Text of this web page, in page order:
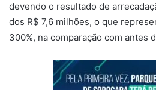
devendo o resultado de
dos R$ 7,6 milhões, o que
300%, na comparação com antes